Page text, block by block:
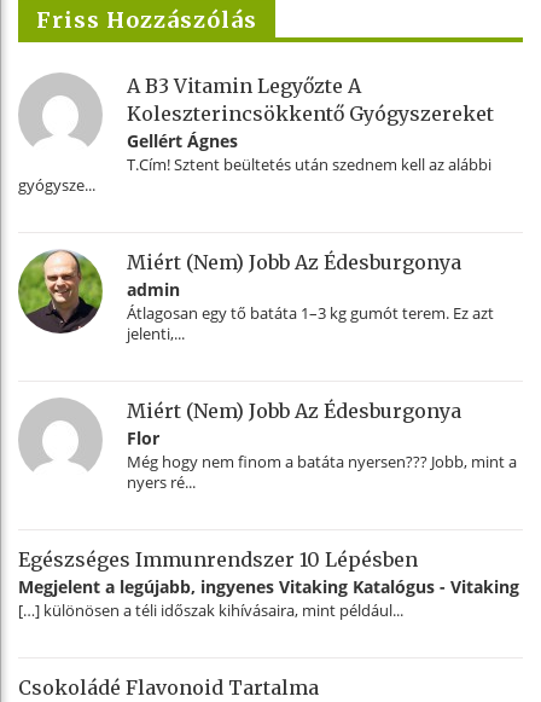
Friss Hozzászólás
A B3 Vitamin Legyőzte A
Koleszterincsökkentő Gyógyszereket
Gellért Ágnes
T.Cím! Sztent beültetés után szednem kell az alábbi
gyógysze...
Miért (nem) Jobb Az Édesburgonya
admin
Átlagosan egy tő batáta 1–3 kg gumót terem. Ez azt
jelenti,...
Miért (nem) Jobb Az Édesburgonya
Flor
Még hogy nem finom a batáta nyersen??? Jobb, mint a
nyers ré...
Egészséges Immunrendszer 10 Lépésben
Megjelent a legújabb, ingyenes Vitaking Katalógus - Vitaking
[…] különösen a téli időszak kihívásaira, mint például...
Csokoládé Flavonoid Tartalma